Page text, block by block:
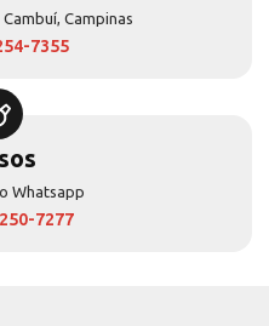
Campinas
7355
Whatsapp
7277